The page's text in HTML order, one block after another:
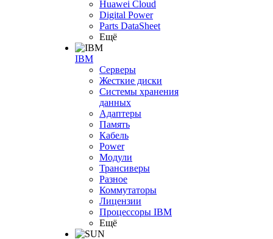
Huawei Cloud
Digital Power
Parts DataSheet
Ещё
IBM
Серверы
Жесткие диски
Системы хранения
данных
Адаптеры
Память
Кабель
Power
Модули
Трансиверы
Разное
Коммутаторы
Лицензии
Процессоры IBM
Ещё